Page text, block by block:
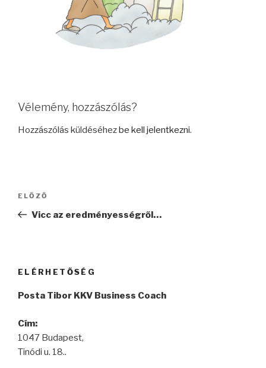
Vélemény, hozzászólás?
Hozzászólás küldéséhezbe kell jelentkezni.
Bejegyzés
Korábbi
bejegyzés
ELŐZŐ
Vicc az eredményességről…
ELÉRHETŐSÉG
Posta Tibor KKV Business Coach
Cím:
1047 Budapest,
Tinódi u. 18..